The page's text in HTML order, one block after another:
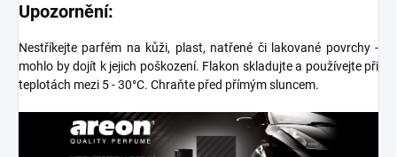
Upozornění:
Nestříkejte parfém na kůži, plast, natřené či lakované povrchy -
mohlo by dojít k jejich poškození. Flakon skladujte a používejte při
teplotách mezi 5 - 30°C. Chraňte před přímým sluncem.